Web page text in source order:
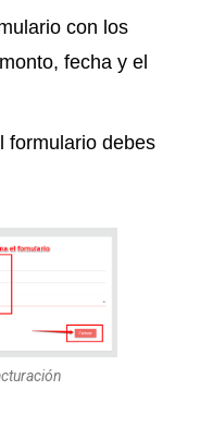
con los
fecha y el
formulario debes